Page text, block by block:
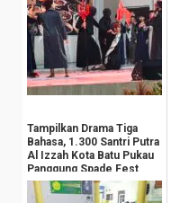
Tampilkan Drama Tiga
Bahasa, 1.300 Santri Putra
Al Izzah Kota Batu Pukau
Panggung Spade Fest